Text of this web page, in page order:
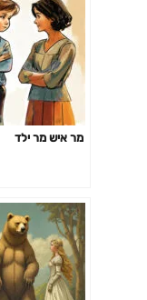
מר איש מר ילד